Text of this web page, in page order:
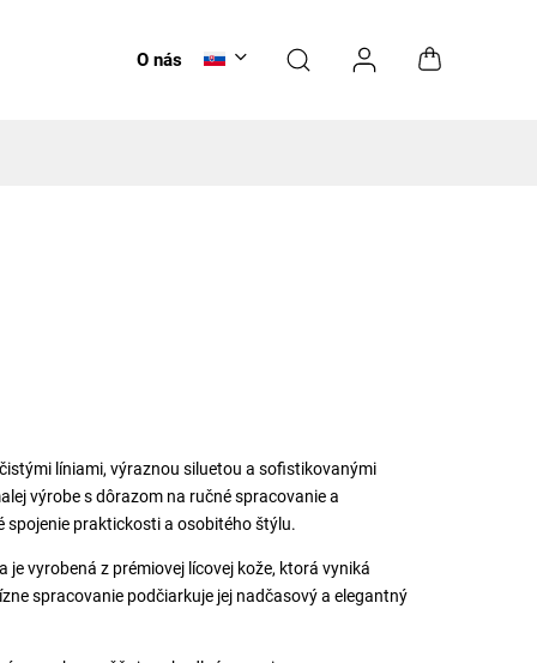
O nás
Doplnky NOVINKY
líniami, výraznou siluetou a sofistikovanými
výrobe s dôrazom na ručné spracovanie a
spojenie praktickosti a osobitého štýlu.
je vyrobená z prémiovej lícovej kože, ktorá vyniká
spracovanie podčiarkuje jej nadčasový a elegantný